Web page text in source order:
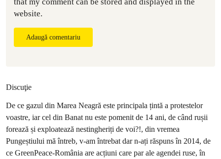
website.
Adaugă comentariu
Discuţie
De ce gazul din Marea Neagră este principala țintă a protestelor
voastre, iar cel din Banat nu este pomenit de 14 ani, de când rușii
forează și exploatează nestingheriți de voi?!, din vremea
Pungeștiului mă întreb, v-am întrebat dar n-ați răspuns în 2014, de
ce GreenPeace-România are acțiuni care par ale agendei ruse, în